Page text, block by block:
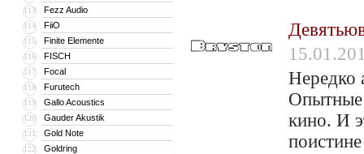
113 Fezz Audio
114 FiiO
115 Finite Elemente
116 FISCH
117 Focal
118 Furutech
119 Gallo Acoustics
120 Gauder Akustik
121 Gold Note
122 Goldring
Нередко
Опытные
кино. И